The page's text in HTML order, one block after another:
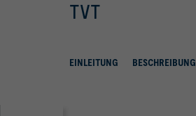
TVT
EINLEITUNG BESCHREIBUNG